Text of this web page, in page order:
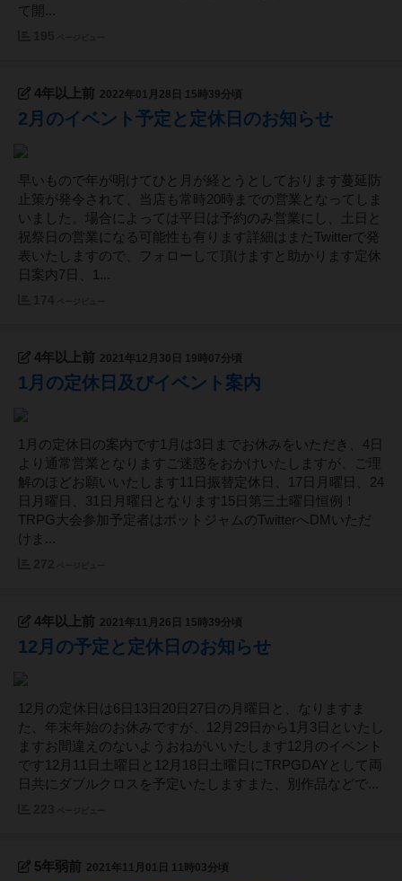
て開...
4年以上前 2022年01月28日 15時39分頃
2月のイベント予定と定休日のお知らせ
早いもので年が明けてひと月が経とうとしております蔓延防
止策が発令されて、当店も常時20時までの営業となってしま
いました。場合によっては平日は予約のみ営業にし、土日と
祝祭日の営業になる可能性も有ります詳細はまたTwitterで発
表いたしますので、フォローして頂けますと助かります定休
日案内7日、1...
4年以上前 2021年12月30日 19時07分頃
1月の定休日及びイベント案内
1月の定休日の案内です1月は3日までお休みをいただき、4日
より通常営業となりますご迷惑をおかけいたしますが、ご理
解のほどお願いいたします11日振替定休日、17日月曜日、24
日月曜日、31日月曜日となります15日第三土曜日恒例！
TRPG大会参加予定者はポットジャムのTwitterへDMいただ
けま...
4年以上前 2021年11月26日 15時39分頃
12月の予定と定休日のお知らせ
12月の定休日は6日13日20日27日の月曜日と、なりますま
た、年末年始のお休みですが、12月29日から1月3日といたし
ますお間違えのないようおねがいいたします12月のイベント
です12月11日土曜日と12月18日土曜日にTRPGDAYとして両
日共にダブルクロスを予定いたしますまた、別作品などで...
5年弱前 2021年11月01日 11時03分頃